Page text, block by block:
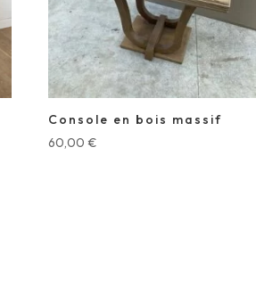
Console en bois massif
60,00€